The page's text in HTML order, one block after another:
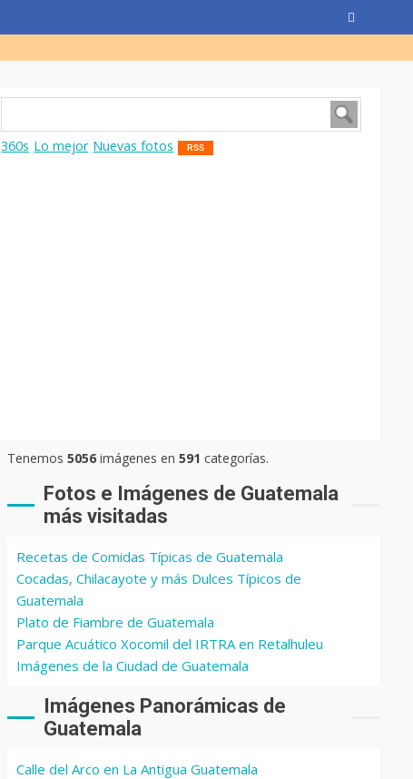
360s Lo mejor Nuevas fotos RSS
Tenemos5056 imágenes en591 categorías.
Fotos e Imágenes de Guatemala
más visitadas
Recetas de Comidas Típicas de Guatemala
Cocadas, Chilacayote y más Dulces Típicos de
Guatemala
Plato de Fiambre de Guatemala
Parque Acuático Xocomil del IRTRA en Retalhuleu
Imágenes de la Ciudad de Guatemala
Imágenes Panorámicas de
Guatemala
Calle del Arco en La Antigua Guatemala